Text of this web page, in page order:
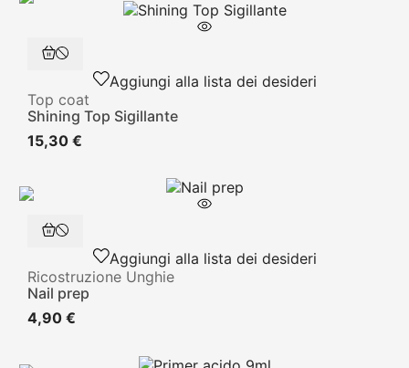
Aggiungi alla lista dei desideri
Top coat
Shining Top Sigillante
15,30 €
Aggiungi alla lista dei desideri
Ricostruzione Unghie
Nail prep
4,90 €